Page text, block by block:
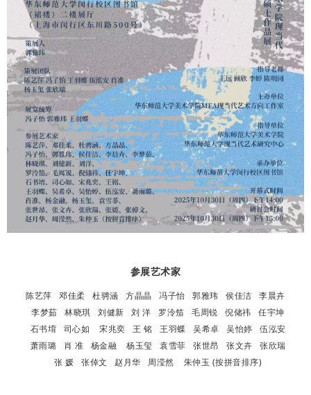
参展艺术家
陈艺萍 邓佳柔 杜骋涵 方晶晶 冯子怡 郭雅玮 侯佳洁 李晨卉
李梦茹 林晓琪 刘健新 刘 洋 罗泠笳 毛周锐 倪储祎 任宇坤
石书堉 司心如 宋兆奕 王 铭 王羽蝶 吴希卓 吴怡婷 伍泓安
萧雨璐 肖 准 杨金融 杨玉玺 袁雪菲 张世昂 张文卉 张欣瑞
张 媛 张倬文 赵月华 周滢然 朱仲玉 (按拼音排序)